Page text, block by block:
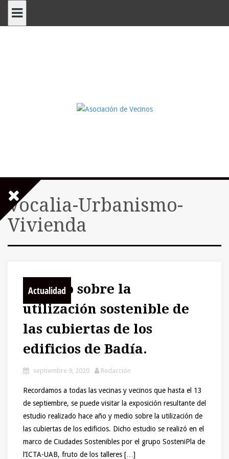
Vocalia-Urbanismo-
Vivienda
Actualidad
Estudio sobre la
utilización sostenible de
las cubiertas de los
edificios de Badía.
septiembre 9, 2020 Redacción
Recordamos a todas las vecinas y vecinos que hasta el 13
de septiembre, se puede visitar la exposición resultante del
estudio realizado hace año y medio sobre la utilización de
las cubiertas de los edificios. Dicho estudio se realizó en el
marco de Ciudades Sostenibles por el grupo SosteniPla de
l’ICTA-UAB, fruto de los talleres […]